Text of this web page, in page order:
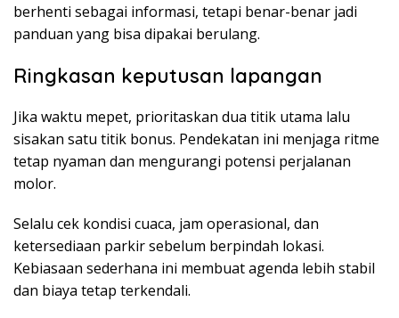
berhenti sebagai informasi, tetapi benar-benar jadi
panduan yang bisa dipakai berulang.
Ringkasan keputusan lapangan
Jika waktu mepet, prioritaskan dua titik utama lalu
sisakan satu titik bonus. Pendekatan ini menjaga ritme
tetap nyaman dan mengurangi potensi perjalanan
molor.
Selalu cek kondisi cuaca, jam operasional, dan
ketersediaan parkir sebelum berpindah lokasi.
Kebiasaan sederhana ini membuat agenda lebih stabil
dan biaya tetap terkendali.